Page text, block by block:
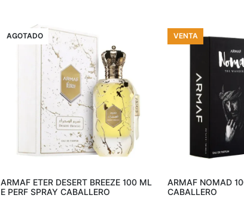
VENTA
AGOTADO
Agotado
ARMAF ETER DESERT BREEZE 100 ML
E PERF SPRAY CABALLERO
VENTA
ARMAF NOMAD
CABALLERO